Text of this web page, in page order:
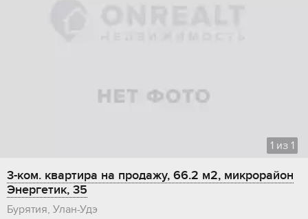
1 из 1
3-ком. квартира на продажу, 66.2 м2, микрорайон
Энергетик, 35
Бурятия, Улан-Удэ